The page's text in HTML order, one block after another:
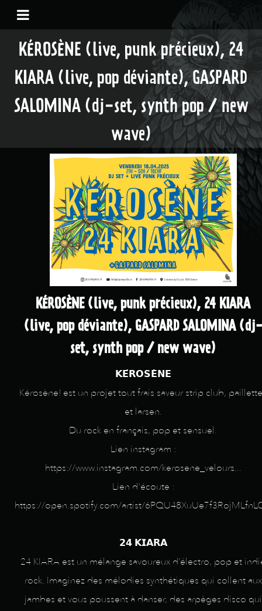
KÉROSÈNE (live, punk précieux), 24
KIARA (live, pop déviante), GASPARD
SALOMINA (dj-set, synth pop / new
wave)
KÉROSÈNE (live, punk précieux), 24 KIARA
(live, pop déviante), GASPARD SALOMINA (dj-
set, synth pop / new wave)
𝗞𝗘́𝗥𝗢𝗦𝗘̀𝗡𝗘
Kérosène! est un projet tout frais saveur strip club,
et larsen.
Du rock en français, pop et sensuel.
Lien instagram :
https://www.instagram.com/kerosene_velours...
Lien d'écoute :
https://open.spotify.com/artist/
𝟮𝟰 𝗞𝗜𝗔𝗥𝗔
24 KIARA est un mélange savoureux d’électro, pop et
rock. Imaginez des mélodies synthétiques qui collent aux
jambes et vous poussent à danser, des arpèges disco qui